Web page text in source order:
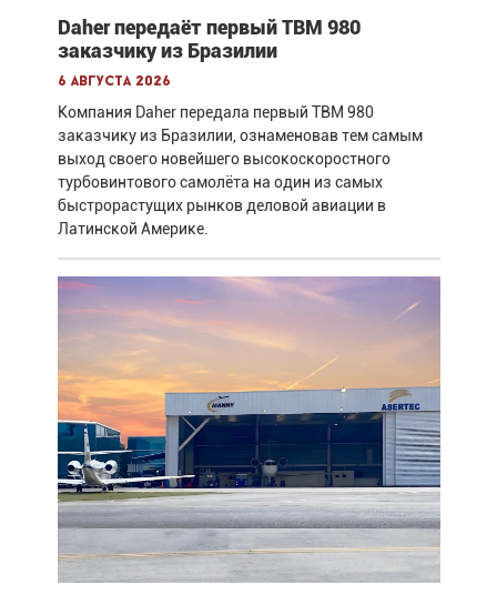
Daher передаёт первый TBM 980
заказчику из Бразилии
6 августа 2026
Компания Daher передала первый TBM 980
заказчику из Бразилии, ознаменовав тем самым
выход своего новейшего высокоскоростного
турбовинтового самолёта на один из самых
быстрорастущих рынков деловой авиации в
Латинской Америке.